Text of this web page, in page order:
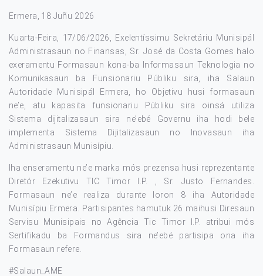
Ermera, 18 Juñu 2026
Kuarta-Feira, 17/06/2026, Exelentíssimu Sekretáriu Munisipál
Administrasaun no Finansas, Sr. José da Costa Gomes halo
exeramentu Formasaun kona-ba Informasaun Teknologia no
Komunikasaun ba Funsionariu Públiku sira, iha Salaun
Autoridade Munisipál Ermera, ho Objetivu husi formasaun
ne’e, atu kapasita funsionariu Públiku sira oinsá utiliza
Sistema dijitalizasaun sira ne’ebé Governu iha hodi bele
implementa Sistema Dijitalizasaun no Inovasaun iha
Administrasaun Munisípiu.
Iha enseramentu ne’e marka mós prezensa husi reprezentante
Diretór Ezekutivu TIC Timor I.P. , Sr. Justo Fernandes.
Formasaun ne’e realiza durante loron 8 iha Autoridade
Munisípiu Ermera. Partisipantes hamutuk 26 maihusi Diresaun
Servisu Munisipais no Agência Tic Timor I.P. atribui mós
Sertifikadu ba Formandus sira ne’ebé partisipa ona iha
Formasaun refere.
#Salaun_AME